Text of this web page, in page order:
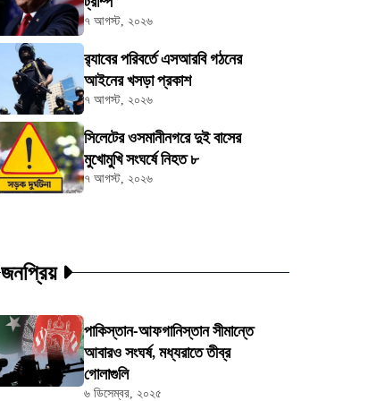
৭ আগস্ট, ২০২৬
র‍্যাবের পরিবর্তে এসআরবি গঠনের
আইনের খসড়া প্রকাশ
৭ আগস্ট, ২০২৬
সিলেটের ওসমানীনগরে দুই বাসের
মুখোমুখি সংঘর্ষে নিহত ৮
৭ আগস্ট, ২০২৬
জনপ্রিয়
পাকিস্তান-আফগানিস্তান সীমান্তে
আবারও সংঘর্ষ, মধ্যরাতে তীব্র
গোলাগুলি
৬ ডিসেম্বর, ২০২৫